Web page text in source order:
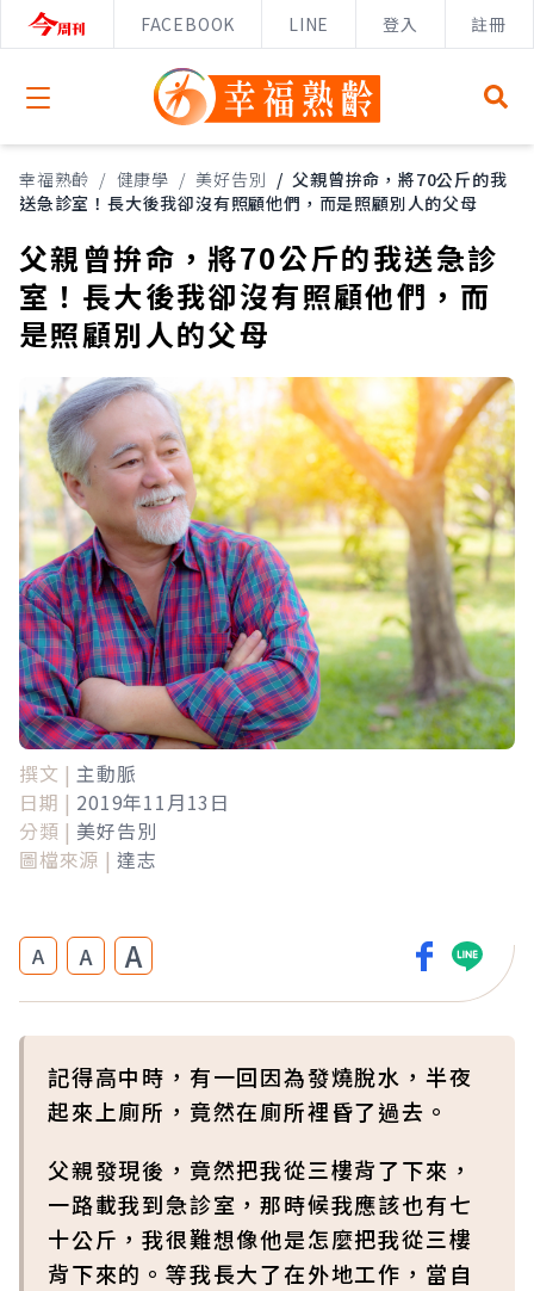
FACEBOOK LINE 登入 註冊
Open menu
幸福熟齡 / 健康學 / 美好告別 / 父親曾拚命，將70公斤的我
送急診室！長大後我卻沒有照顧他們，而是照顧別人的父母
父親曾拚命，將70公斤的我送急診
室！長大後我卻沒有照顧他們，而
是照顧別人的父母
撰文 | 主動脈
日期 | 2019年11月13日
分類 | 美好告別
圖檔來源 | 達志
A A A
記得高中時，有一回因為發燒脫水，半夜
起來上廁所，竟然在廁所裡昏了過去。
父親發現後，竟然把我從三樓背了下來，
一路載我到急診室，那時候我應該也有七
十公斤，我很難想像他是怎麼把我從三樓
背下來的。等我長大了在外地工作，當自